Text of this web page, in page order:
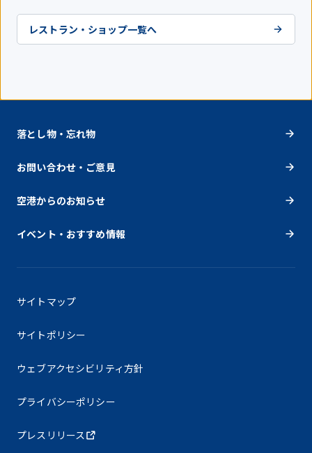
レストラン・ショップ一覧へ
落とし物・忘れ物
お問い合わせ・ご意見
空港からのお知らせ
イベント・おすすめ情報
サイトマップ
サイトポリシー
ウェブアクセシビリティ方針
プライバシーポリシー
プレスリリース